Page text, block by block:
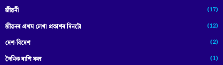
জীৱনী (17)
জীৱনৰ প্ৰথম লেখা প্ৰকাশৰ দিনটো (12)
দেশ-বিদেশ (2)
দৈনিক ৰাশি ফল (1)